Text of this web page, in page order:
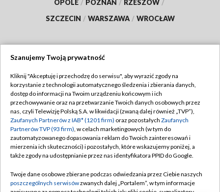
OPOLE / POZNAŃ / RZESZÓW /
SZCZECIN / WARSZAWA / WROCŁAW
TVP
Abonament TVP
Emisja w TVP
Centrum informacji TVP
Naziemna Telewizja Cyfrowa
Rada Programowa
Regulamin TVP
Polityka prywatności
Moje zgody
Pomoc
Kontakt
Szanujemy Twoją prywatność
Kliknij "Akceptuję i przechodzę do serwisu", aby wyrazić zgody na
korzystanie z technologii automatycznego śledzenia i zbierania danych,
dostęp do informacji na Twoim urządzeniu końcowym i ich
przechowywanie oraz na przetwarzanie Twoich danych osobowych przez
nas, czyli Telewizję Polską S.A. w likwidacji (zwaną dalej również „TVP”),
Zaufanych Partnerów z IAB* (1201 firm) oraz pozostałych Zaufanych
Partnerów TVP (93 firm), w celach marketingowych (w tym do
zautomatyzowanego dopasowania reklam do Twoich zainteresowań i
mierzenia ich skuteczności) i pozostałych, które wskazujemy poniżej, a
także zgody na udostępnianie przez nas identyfikatora PPID do Google.
Twoje dane osobowe zbierane podczas odwiedzania przez Ciebie naszych
poszczególnych serwisówzwanych dalej „Portalem”, w tym informacje